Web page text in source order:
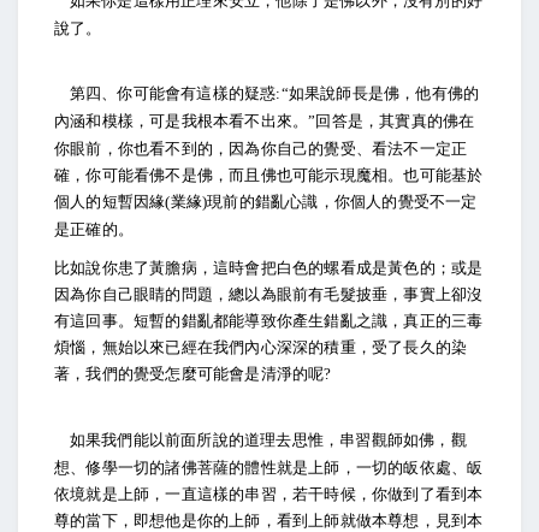
說了。
第四、你可能會有這樣的疑惑:“如果說師長是佛，他有佛的
內涵和模樣，可是我根本看不出來。”回答是，其實真的佛在
你眼前，你也看不到的，因為你自己的覺受、看法不一定正
確，你可能看佛不是佛，而且佛也可能示現魔相。也可能基於
個人的短暫因緣(業緣)現前的錯亂心識，你個人的覺受不一定
是正確的。
比如說你患了黃膽病，這時會把白色的螺看成是黃色的；或是
因為你自己眼睛的問題，總以為眼前有毛髮披垂，事實上卻沒
有這回事。短暫的錯亂都能導致你產生錯亂之識，真正的三毒
煩惱，無始以來已經在我們內心深深的積重，受了長久的染
著，我們的覺受怎麼可能會是清淨的呢?
如果我們能以前面所說的道理去思惟，串習觀師如佛，觀
想、修學一切的諸佛菩薩的體性就是上師，一切的皈依處、皈
依境就是上師，一直這樣的串習，若干時候，你做到了看到本
尊的當下，即想他是你的上師，看到上師就做本尊想，見到本